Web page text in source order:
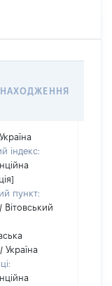
Україна
індекс:
пункт:
Україна